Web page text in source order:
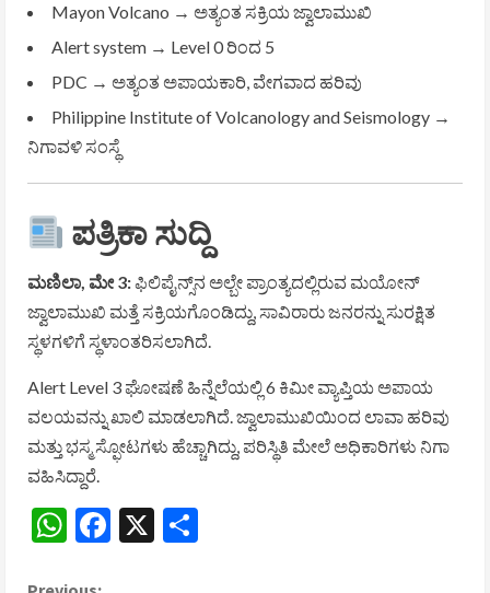
Mayon Volcano → ಅತ್ಯಂತ ಸಕ್ರಿಯ ಜ್ವಾಲಾಮುಖಿ
Alert system → Level 0 ರಿಂದ 5
PDC → ಅತ್ಯಂತ ಅಪಾಯಕಾರಿ, ವೇಗವಾದ ಹರಿವು
Philippine Institute of Volcanology and Seismology →
ನಿಗಾವಳಿ ಸಂಸ್ಥೆ
ಪತ್ರಿಕಾ ಸುದ್ದಿ
ಮಣಿಲಾ, ಮೇ 3:ಫಿಲಿಪೈನ್ಸ್‌ನ ಅಲ್ಬೇ ಪ್ರಾಂತ್ಯದಲ್ಲಿರುವ ಮಯೋನ್
ಜ್ವಾಲಾಮುಖಿ ಮತ್ತೆ ಸಕ್ರಿಯಗೊಂಡಿದ್ದು, ಸಾವಿರಾರು ಜನರನ್ನು ಸುರಕ್ಷಿತ
ಸ್ಥಳಗಳಿಗೆ ಸ್ಥಳಾಂತರಿಸಲಾಗಿದೆ.
Alert Level 3 ಘೋಷಣೆ ಹಿನ್ನೆಲೆಯಲ್ಲಿ 6 ಕಿಮೀ ವ್ಯಾಪ್ತಿಯ ಅಪಾಯ
ವಲಯವನ್ನು ಖಾಲಿ ಮಾಡಲಾಗಿದೆ. ಜ್ವಾಲಾಮುಖಿಯಿಂದ ಲಾವಾ ಹರಿವು
ಮತ್ತು ಭಸ್ಮ ಸ್ಫೋಟಗಳು ಹೆಚ್ಚಾಗಿದ್ದು, ಪರಿಸ್ಥಿತಿ ಮೇಲೆ ಅಧಿಕಾರಿಗಳು ನಿಗಾ
ವಹಿಸಿದ್ದಾರೆ.
WhatsApp
Facebook
X